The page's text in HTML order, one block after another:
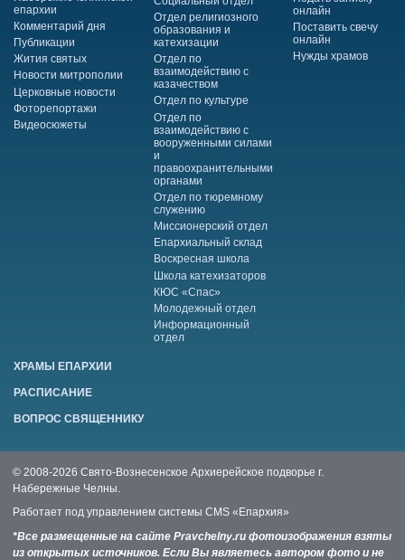
епархии
Комментарий дня
Публикации
Жития святых
Новости митрополии
Церковные новости
Фоторепортажи
Видеосюжеты
Отдел религиозного
образования и
катехизации
Отдел по
взаимодействию с
казачеством
Отдел по культуре
Отдел по
взаимодействию с
вооруженными силами
и
правоохранительными
органами
Отдел по тюремному
служению
Миссионерский отдел
Епархиальный склад
Воскресная школа
Школа катехизаторов
КЮС «Спас»
Молодежный отдел
Информационный
отдел
онлайн
Поставить свечу
онлайн
Нужды храмов
ХРАМЫ ЕПАРХИИ
РАСПИСАНИЕ
ВОПРОС СВЯЩЕННИКУ
© 2008-2026 Свято-Вознесенское Архиерейское подворье г.
Набережные Челны.
Работает под управлением системы CMS «Епархия»
*Все размещенные на сайте Pravchelny.ru фотоизображения взяты
из открытых источников. Если Вы являетесь автором фото и не